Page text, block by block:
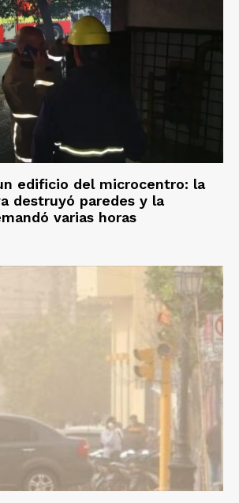
edificio del microcentro: la
destruyó paredes y la
varias horas